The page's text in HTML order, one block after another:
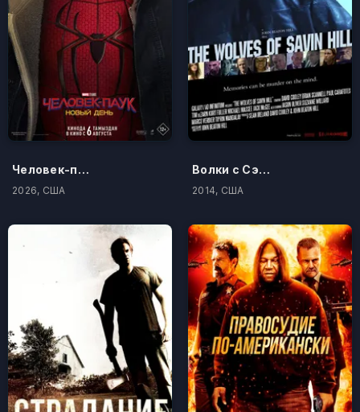
Человек-паук: Новый день
2026, США
Волки с Сэйвин-Хилл
2014, США